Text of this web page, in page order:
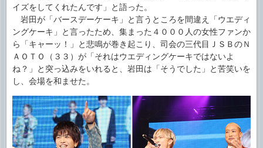
イズをしてくれたんです」と語った。
岩田が「バースデーケーキ」と言うところを間違え「ウエディ
ングケーキ」と言ったため、集まった４０００人の女性ファンか
ら「キャーッ！」と悲鳴が巻き起こり、司会の三代目ＪＳＢのＮ
ＡＯＴＯ（３３）が「それはウエディングケーキではないよ
ね？」と突っ込みをいれると、岩田は「そうでした」と苦笑いを
し、会場を和ませた。